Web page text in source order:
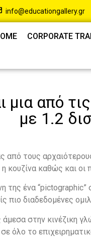
info@educationgallery.gr
CORPORATE
μια από
με 1.2
από τους
κουζίνα καθώς και οι
της ένα
πιο διαδεδομένες
άμεσα στην κινέζικη
όλο το